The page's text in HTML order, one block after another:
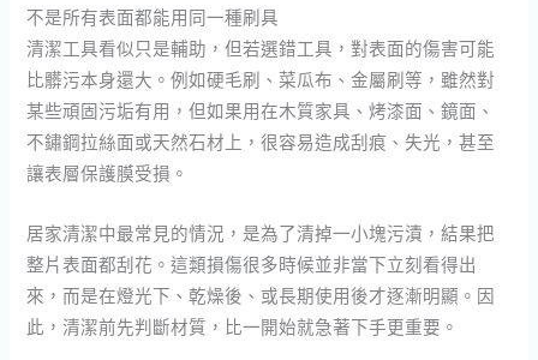
不是所有表面都能用同一種刷具
清潔工具看似只是輔助，但若選錯工具，對表面的傷害可能
比髒污本身還大。例如硬毛刷、菜瓜布、金屬刷等，雖然對
某些頑固污垢有用，但如果用在木質家具、烤漆面、鏡面、
不鏽鋼拉絲面或天然石材上，很容易造成刮痕、失光，甚至
讓表層保護膜受損。
居家清潔中最常見的情況，是為了清掉一小塊污漬，結果把
整片表面都刮花。這類損傷很多時候並非當下立刻看得出
來，而是在燈光下、乾燥後、或長期使用後才逐漸明顯。因
此，清潔前先判斷材質，比一開始就急著下手更重要。